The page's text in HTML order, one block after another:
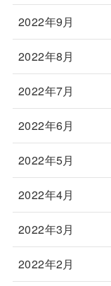
2022年9月
2022年8月
2022年7月
2022年6月
2022年5月
2022年4月
2022年3月
2022年2月